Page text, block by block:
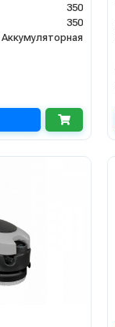
350
350
Аккумуляторная